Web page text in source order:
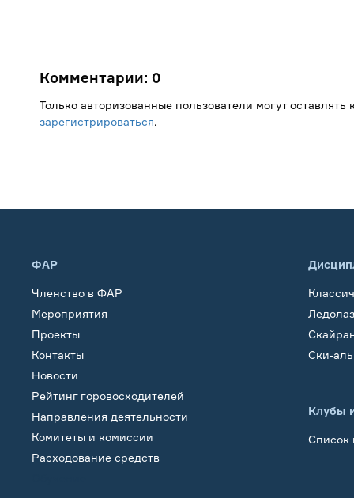
Комментарии: 0
Только авторизованные пользователи могут
зарегистрироваться.
ФАР
Членство в ФАР
Мероприятия
Проекты
Контакты
Новости
Рейтинг горовосходителей
Направления деятельности
Комитеты и комиссии
Расходование средств
Ски-
Клубы
Список